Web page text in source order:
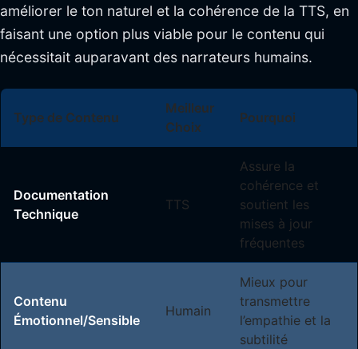
améliorer le ton naturel et la cohérence de la TTS, en
faisant une option plus viable pour le contenu qui
nécessitait auparavant des narrateurs humains.
Type de Contenu
Meilleur
Choix
Pourquoi
Documentation
Technique
TTS
Assure la
cohérence et
soutient les
mises à jour
fréquentes
Contenu
Émotionnel/Sensible
Humain
Mieux pour
transmettre
l’empathie et la
subtilité